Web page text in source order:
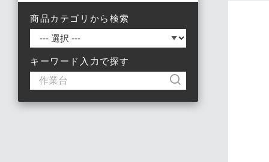
商品カテゴリから検索
キーワード入力で探す